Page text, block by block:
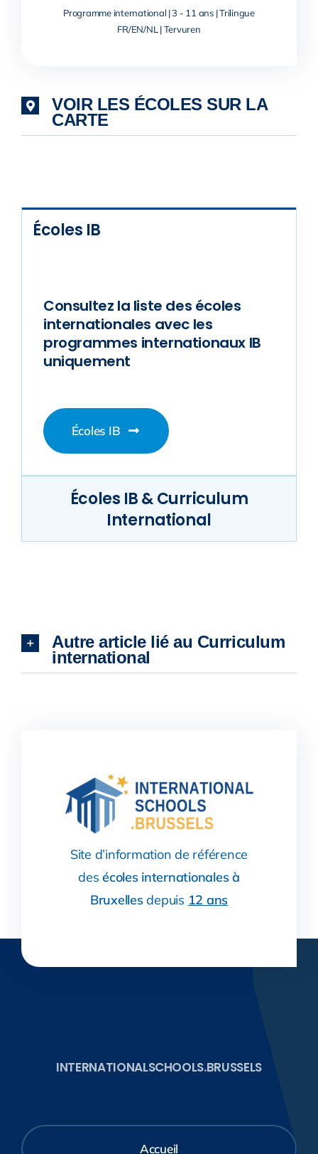
Programme international | 3 - 11 ans | Trilingue
FR/EN/NL | Tervuren
VOIR LES ÉCOLES SUR LA
CARTE
Écoles IB
Consultez la liste des écoles
internationales avec les
programmes internationaux IB
uniquement
Écoles IB
Écoles IB & Curriculum
International
Autre article lié au Curriculum
international
Site d’information de référence
desécoles internationales à
Bruxellesdepuis 12 ans
INTERNATIONALSCHOOLS.BRUSSELS
Accueil